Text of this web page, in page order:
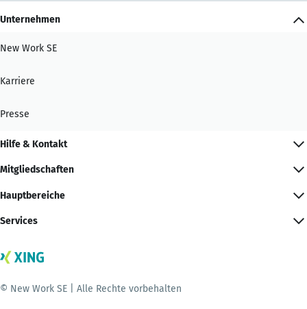
Unternehmen
New Work SE
Karriere
Presse
Hilfe & Kontakt
Mitgliedschaften
Hauptbereiche
Services
© New Work SE | Alle Rechte vorbehalten